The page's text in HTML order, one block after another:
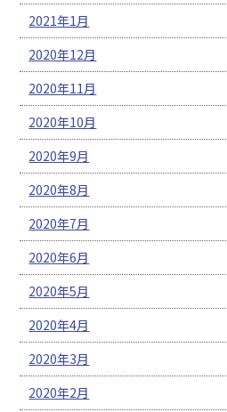
2021年1月
2020年12月
2020年11月
2020年10月
2020年9月
2020年8月
2020年7月
2020年6月
2020年5月
2020年4月
2020年3月
2020年2月